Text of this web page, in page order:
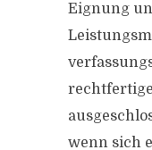
Eignung
wenn sich